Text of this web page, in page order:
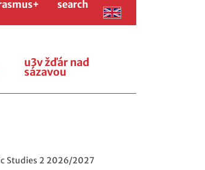
search
u3v žďár nad
sázavou
Studies 2 2026/2027